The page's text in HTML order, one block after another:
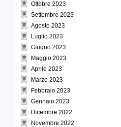
Ottobre 2023
Settembre 2023
Agosto 2023
Luglio 2023
Giugno 2023
Maggio 2023
Aprile 2023
Marzo 2023
Febbraio 2023
Gennaio 2023
Dicembre 2022
Novembre 2022